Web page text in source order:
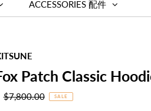
ACCESSORIES 配件
Patch Classic
Regular
$7,800.00 SALE